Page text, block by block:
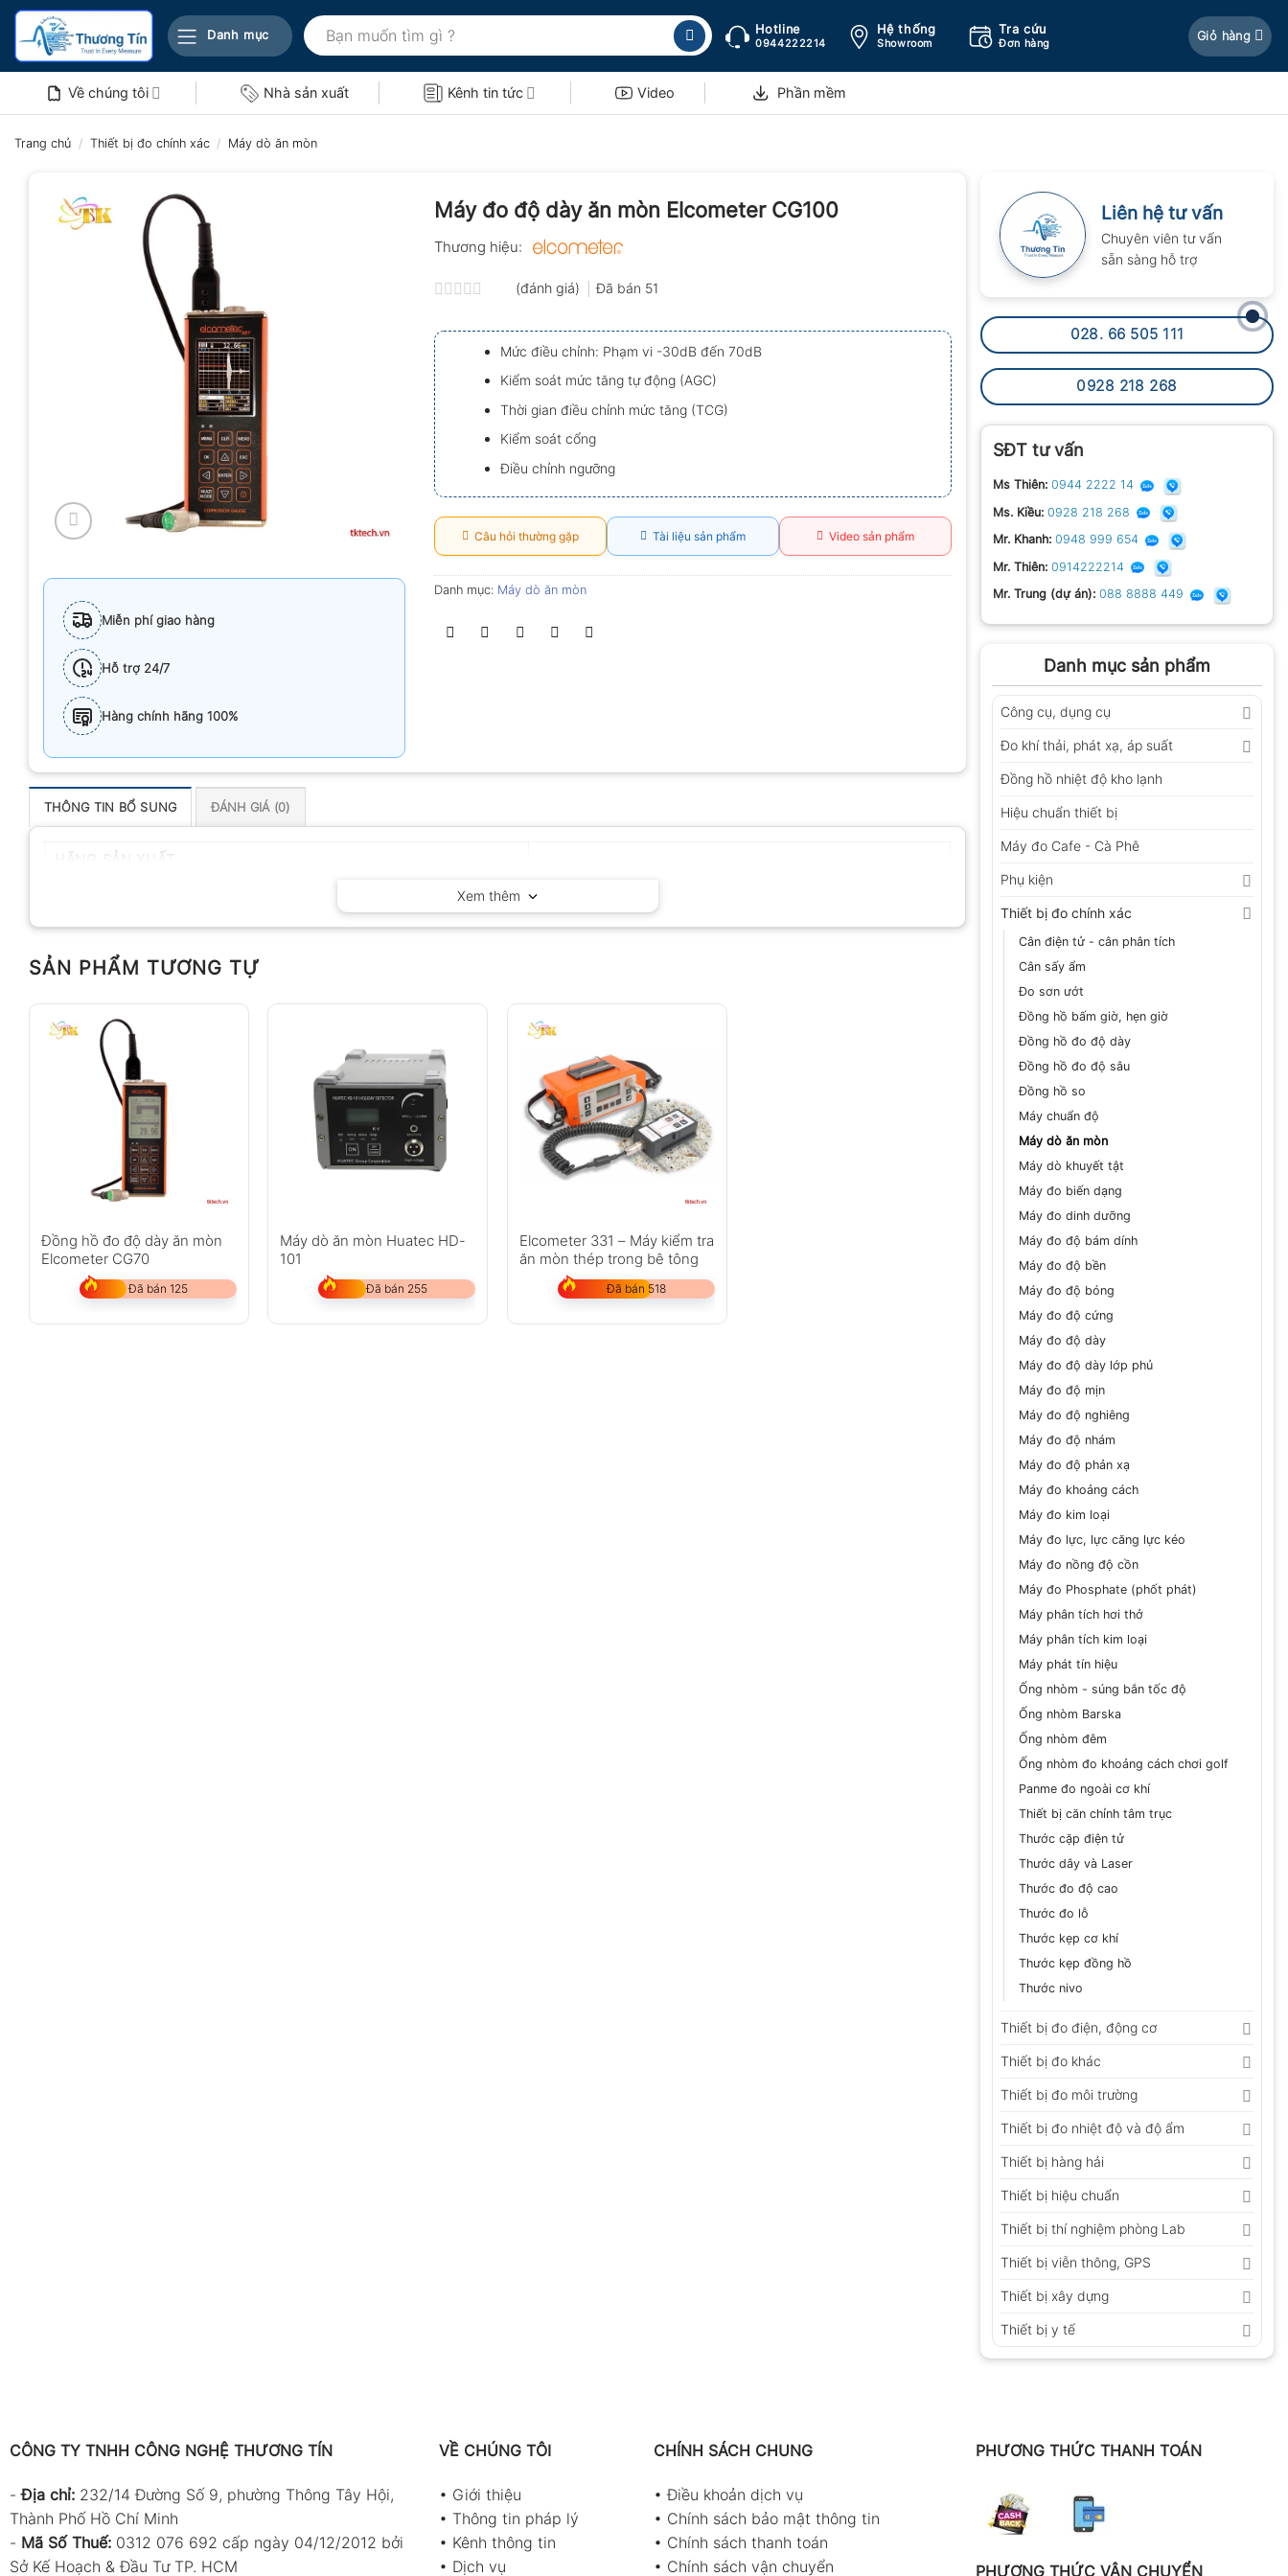
Bỏ
nội
Danh mục
Tìm
kiếm:
Hotline
0944222214
Hệ thống
Showroom
Tra cứu
Đơn hàng
Giỏ hàng
Về chúng tôi Nhà sản xuất Kênh tin tức Video Phần mềm
Trang chủ / Thiết bị đo chính xác / Máy dò ăn mòn
Liên hệ tư vấn
Chuyên viên tư vấn
sẵn sàng hỗ trợ
028. 66 505 111
0928 218 268
SĐT tư vấn
Ms Thiên: 0944 2222 14
Ms. Kiều: 0928 218 268
Mr. Khanh: 0948 999 654
Mr. Thiên: 0914222214
Mr. Trung (dự án): 088 8888 449
Danh mục sản phẩm
Công cụ, dụng cụ
Đo khí thải, phát xạ, áp suất
Đồng hồ nhiệt độ kho lạnh
Hiệu chuẩn thiết bị
Máy đo Cafe - Cà Phê
Phụ kiện
Thiết bị đo chính xác
Cân điện tử - cân phân tích
Cân sấy ẩm
Đo sơn ướt
Đồng hồ bấm giờ, hẹn giờ
Đồng hồ đo độ dày
Đồng hồ đo độ sâu
Đồng hồ so
Máy chuẩn độ
Máy dò ăn mòn
Máy dò khuyết tật
Máy đo biến dạng
Máy đo dinh dưỡng
Máy đo độ bám dính
Máy đo độ bền
Máy đo độ bóng
Máy đo độ cứng
Máy đo độ dày
Máy đo độ dày lớp phủ
Máy đo độ mịn
Máy đo độ nghiêng
Máy đo độ nhám
Máy đo độ phản xạ
Máy đo khoảng cách
Máy đo kim loại
Máy đo lực, lực căng lực kéo
Máy đo nồng độ cồn
Máy đo Phosphate (phốt phát)
Máy phân tích hơi thở
Máy phân tích kim loại
Máy phát tín hiệu
Ống nhòm - súng bắn tốc độ
Ống nhòm Barska
Ống nhòm đêm
Ống nhòm đo khoảng cách chơi golf
Panme đo ngoài cơ khí
Thiết bị căn chỉnh tâm trục
Thước cặp điện tử
Thước dây và Laser
Thước đo độ cao
Thước đo lỗ
Thước kẹp cơ khí
Thước kẹp đồng hồ
Thước nivo
Thiết bị đo điện, động cơ
Thiết bị đo khác
Thiết bị đo môi trường
Thiết bị đo nhiệt độ và độ ẩm
Thiết bị hàng hải
Thiết bị hiệu chuẩn
Thiết bị thí nghiệm phòng Lab
Thiết bị viễn thông, GPS
Thiết bị xây dựng
Thiết bị y tế
Miễn phí giao hàng
Hỗ trợ 24/7
Hàng chính hãng 100%
Máy đo độ dày ăn mòn Elcometer CG100
Thương hiệu:
xếp
hạng
0.0
5
sao
(đánh giá) Đã bán 51
Mức điều chỉnh: Phạm vi -30dB đến 70dB
Kiểm soát mức tăng tự động (AGC)
Thời gian điều chỉnh mức tăng (TCG)
Kiểm soát cổng
Điều chỉnh ngưỡng
Câu hỏi thường gặp Tài liệu sản phẩm Video sản phẩm
Danh mục: Máy dò ăn mòn
THÔNG TIN BỔ SUNG ĐÁNH GIÁ (0)
Xem thêm
SẢN PHẨM TƯƠNG TỰ
Đồng hồ đo độ dày ăn mòn
Elcometer CG70
Đã bán 125
Máy dò ăn mòn Huatec HD-
101
Đã bán 255
Elcometer 331 – Máy kiểm tra
ăn mòn thép trong bê tông
Đã bán 518
CÔNG TY TNHH CÔNG NGHỆ THƯƠNG TÍN
-Địa chỉ: 232/14 Đường Số 9, phường Thông Tây Hội,
Thành Phố Hồ Chí Minh
- Mã Số Thuế: 0312 076 692 cấp ngày 04/12/2012 bởi
Sở Kế Hoạch & Đầu Tư TP. HCM
VỀ CHÚNG TÔI
• Giới thiệu
• Thông tin pháp lý
• Kênh thông tin
• Dịch vụ
CHÍNH SÁCH CHUNG
•Điều khoản dịch vụ
• Chính sách bảo mật thông tin
• Chính sách thanh toán
• Chính sách vận chuyển
PHƯƠNG THỨC THANH TOÁN
PHƯƠNG THỨC VẬN CHUYỂN